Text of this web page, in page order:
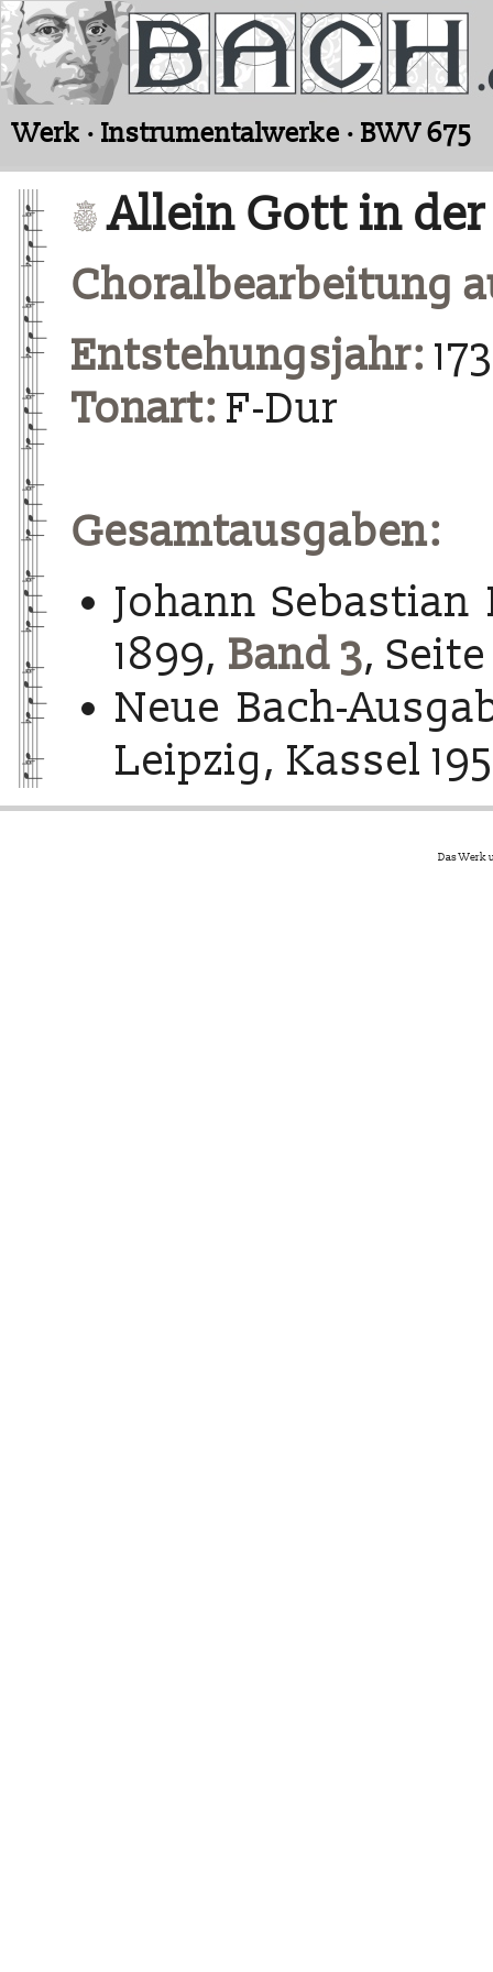
Werk · Instrumentalwerke · BWV 675
Allein Gott in
Choralbearbeitung
Entstehungsjahr:
Tonart: F-Dur
Gesamtausgaben:
Johann Sebastian
1899, Band 3, Seite
Neue Bach-
Leipzig, Kassel
Das Werk